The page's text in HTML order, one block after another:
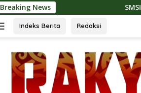
Breaking NewsSMSI Kalteng dan Bidan
Indeks Berita Redaksi